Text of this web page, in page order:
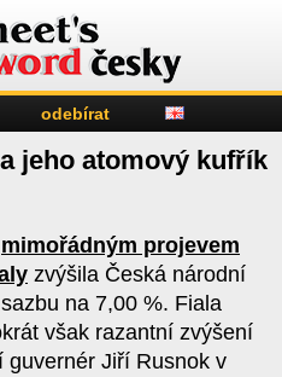
odebírat
jeho atomový kufřík
mimořádným projevem
zvýšila Česká národní
na 7,00 %. Fiala
však razantní zvýšení
guvernér Jiří Rusnok v